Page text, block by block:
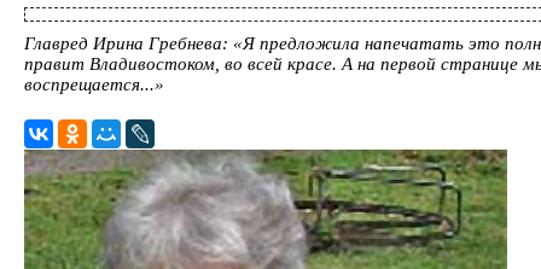
Главред Ирина Гребнева: «Я предложила напечатать это
правит Владивостоком, во всей красе. А на первой
воспрещается...»